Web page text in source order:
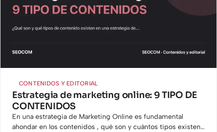
CONTENIDOS Y EDITORIAL
Estrategia de marketing online: 9 TIPO DE
CONTENIDOS
En una estrategia de Marketing Online es fundamental
ahondar en los contenidos , qué son y cuántos tipos existen